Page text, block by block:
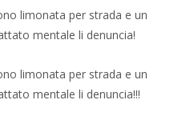
limonata per strada e un
mentale li denuncia!
limonata per strada e un
mentale li denuncia!!!